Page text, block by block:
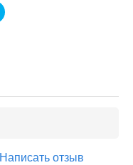
Написать отзыв